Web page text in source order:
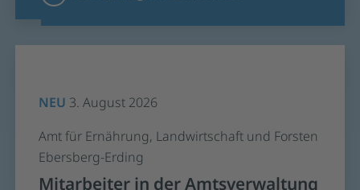
NEU 3. August 2026
Amt für Ernährung, Landwirtschaft und Forsten
Ebersberg-Erding
Mitarbeiter in der Amtsverwaltung